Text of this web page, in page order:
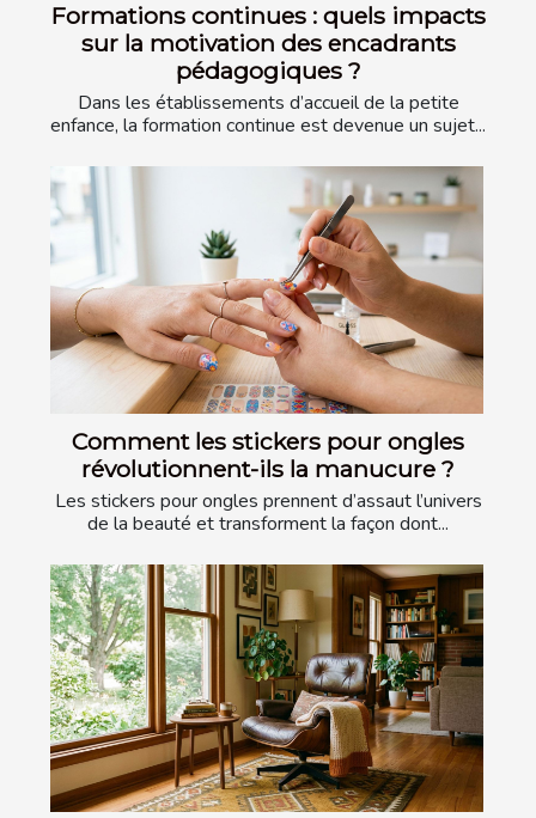
Formations continues : quels impacts
sur la motivation des encadrants
pédagogiques ?
Dans les établissements d’accueil de la petite
enfance, la formation continue est devenue un sujet...
Comment les stickers pour ongles
révolutionnent-ils la manucure ?
Les stickers pour ongles prennent d’assaut l’univers
de la beauté et transforment la façon dont...